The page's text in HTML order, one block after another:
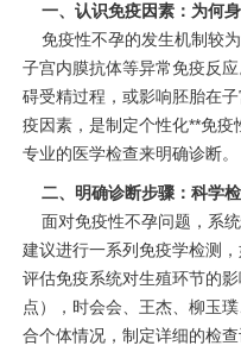
一、认识免疫因素：为何
免疫性不孕的发生机制较
子宫内膜抗体等异常免疫反
碍受精过程，或影响胚胎在
疫因素，是制定个性化**免
专业的医学检查来明确诊断。
二、明确诊断步骤：科学
面对免疫性不孕问题，系
建议进行一系列免疫学检测
评估免疫系统对生殖环节的
点），时会会、王杰、柳玉
合个体情况，制定详细的检